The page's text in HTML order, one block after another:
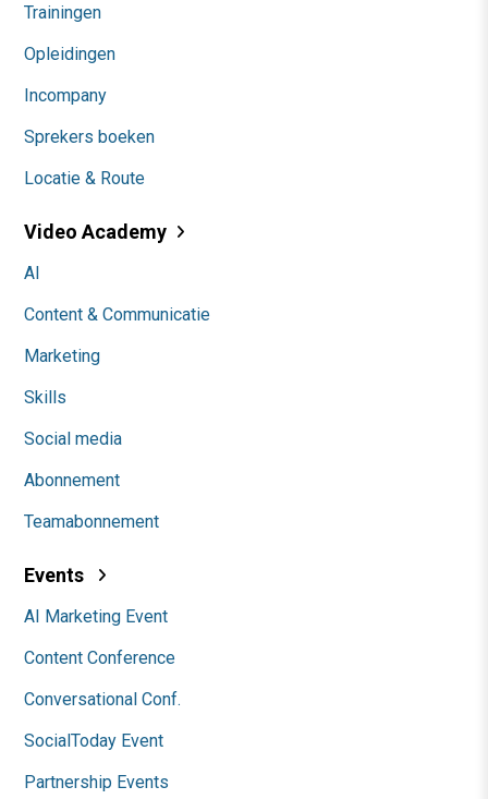
Trainingen
Opleidingen
Incompany
Sprekers boeken
Locatie & Route
Video Academy
AI
Content & Communicatie
Marketing
Skills
Social media
Abonnement
Teamabonnement
Events
AI Marketing Event
Content Conference
Conversational Conf.
SocialToday Event
Partnership Events